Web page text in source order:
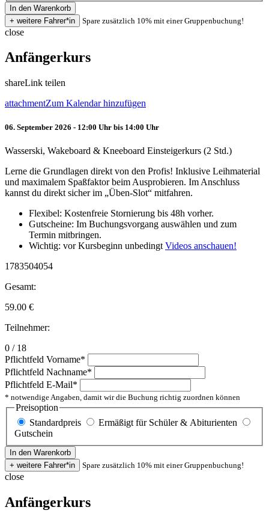
Spare zusätzlich 10% mit einer Gruppenbuchung!
close
Anfängerkurs
shareLink teilen
attachmentZum Kalendar hinzufügen
06. September 2026 - 12:00 Uhr bis 14:00 Uhr
Wasserski, Wakeboard & Kneeboard Einsteigerkurs (2 Std.)
Lerne die Grundlagen direkt von den Profis! Inklusive Leihmaterial
und maximalem Spaßfaktor beim Ausprobieren. Im Anschluss
kannst du direkt sicher im „Üben-Slot“ mitfahren.
Flexibel: Kostenfreie Stornierung bis 48h vorher.
Gutscheine: Im Buchungsvorgang auswählen und zum
Termin mitbringen.
Wichtig: vor Kursbeginn unbedingt Videos anschauen!
1783504054
Gesamt:
59.00 €
Teilnehmer:
0 / 18
Pflichtfeld Vorname*
Pflichtfeld Nachname*
Pflichtfeld E-Mail*
* notwendige Angaben, damit wir die Buchung richtig zuordnen können
Preisoption
Standardpreis
Ermäßigt für Schüler & Abiturienten
Gutschein
Spare zusätzlich 10% mit einer Gruppenbuchung!
close
Anfängerkurs